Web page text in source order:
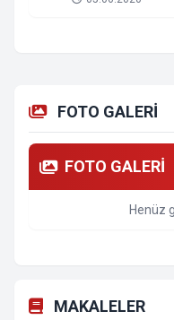
FOTO GALERİ
FOTO GALERİ
Henüz
MAKALELER